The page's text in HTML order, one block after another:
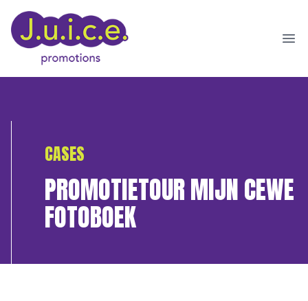
CASES
PROMOTIETOUR MIJN CEWE
FOTOBOEK